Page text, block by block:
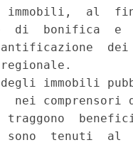
immobili,  al
di  bonifica
dei
immobili
tenuti  al